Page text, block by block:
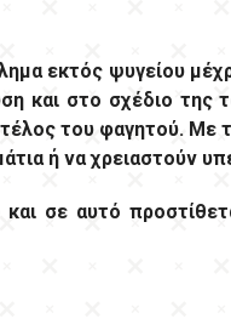
εκτός ψυγείου
και στο σχέδιο της
του φαγητού. Με
ή να χρειαστούν
σε αυτό